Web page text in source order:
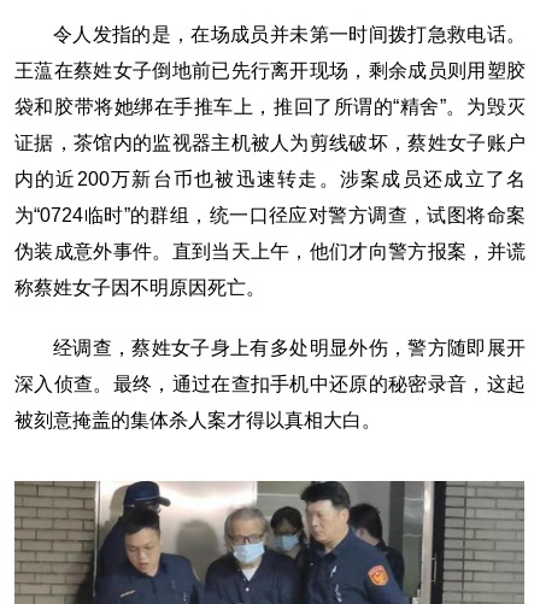
令人发指的是，在场成员并未第一时间拨打急救电话。
王蕰在蔡姓女子倒地前已先行离开现场，剩余成员则用塑胶
袋和胶带将她绑在手推车上，推回了所谓的“精舍”。为毁灭
证据，茶馆内的监视器主机被人为剪线破坏，蔡姓女子账户
内的近200万新台币也被迅速转走。涉案成员还成立了名
为“0724临时”的群组，统一口径应对警方调查，试图将命案
伪装成意外事件。直到当天上午，他们才向警方报案，并谎
称蔡姓女子因不明原因死亡。
经调查，蔡姓女子身上有多处明显外伤，警方随即展开
深入侦查。最终，通过在查扣手机中还原的秘密录音，这起
被刻意掩盖的集体杀人案才得以真相大白。